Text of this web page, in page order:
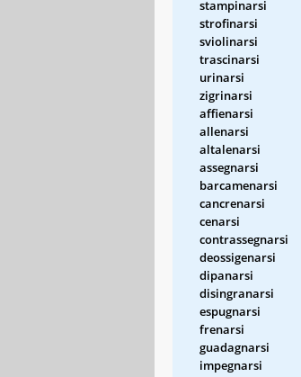
stampinarsi
strofinarsi
sviolinarsi
trascinarsi
urinarsi
zigrinarsi
affienarsi
allenarsi
altalenarsi
assegnarsi
barcamenarsi
cancrenarsi
cenarsi
contrassegnarsi
deossigenarsi
dipanarsi
disingranarsi
espugnarsi
frenarsi
guadagnarsi
impegnarsi